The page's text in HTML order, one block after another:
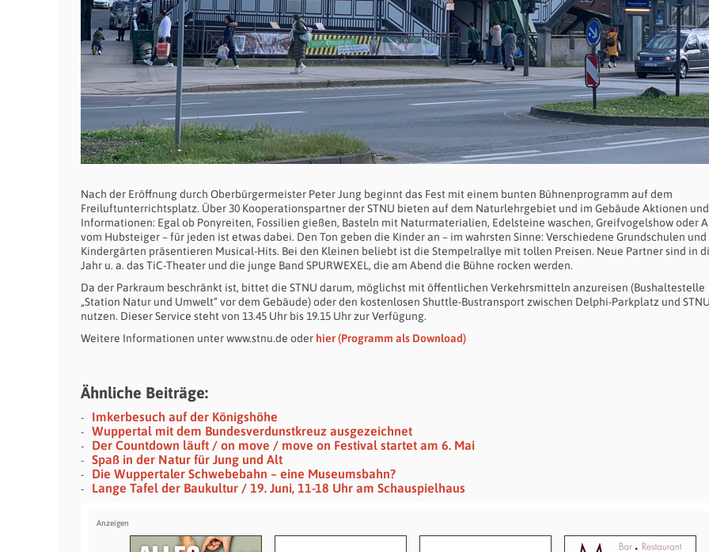
Nach der Eröffnung durch Oberbürgermeister Peter Jung beginnt das Fest mit einem bunten Bühnenprogramm auf dem
Freiluftunterrichtsplatz. Über 30 Kooperationspartner der STNU bieten auf dem Naturlehrgebiet und im Gebäude Aktionen und
Informationen: Egal ob Ponyreiten, Fossilien gießen, Basteln mit Naturmaterialien, Edelsteine waschen, Greifvogelshow oder
vom Hubsteiger – für jeden ist etwas dabei. Den Ton geben die Kinder an – im wahrsten Sinne: Verschiedene Grundschulen und
Kindergärten präsentieren Musical-Hits. Bei den Kleinen beliebt ist die Stempelrallye mit tollen Preisen. Neue Partner sind in
Jahr u. a. das TiC-Theater und die junge Band SPURWEXEL, die am Abend die Bühne rocken werden.
Da der Parkraum beschränkt ist, bittet die STNU darum, möglichst mit öffentlichen Verkehrsmitteln anzureisen (Bushaltestelle
„Station Natur und Umwelt“ vor dem Gebäude) oder den kostenlosen Shuttle-Bustransport zwischen Delphi-Parkplatz und
nutzen. Dieser Service steht von 13.45 Uhr bis 19.15 Uhr zur Verfügung.
Weitere Informationen unter www.stnu.de oder hier (Programm als Download)
Ähnliche Beiträge:
Imkerbesuch auf der Königshöhe
Wuppertal mit dem Bundesverdunstkreuz ausgezeichnet
Der Countdown läuft / on move / move on Festival startet am 6. Mai
Spaß in der Natur für Jung und Alt
Die Wuppertaler Schwebebahn – eine Museumsbahn?
Lange Tafel der Baukultur / 19. Juni, 11-18 Uhr am Schauspielhaus